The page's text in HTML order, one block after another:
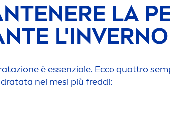
LA
L'INVERNO
è essenziale. Ecco quattro
idratata nei mesi più freddi: